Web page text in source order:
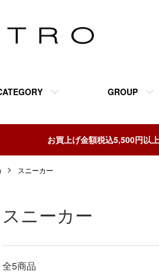
GROUP
お買上げ金額税込5,500円以
スニーカー
スニーカー
全5商品